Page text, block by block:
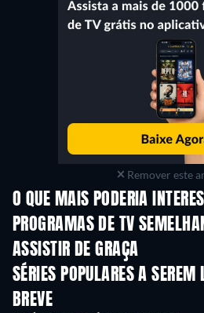
Remover este
O QUE MAIS PODERIA
Série
PROGRAMAS DE TV
ASSISTIR DE GRAÇA
Série
SÉRIES POPULARES A SEREM
BREVE